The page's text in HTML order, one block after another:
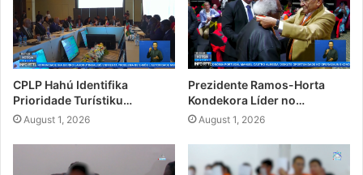
CPLP Hahú Identifika
Prioridade Turístiku…
August 1, 2026
Prezidente Ramos-Horta
Kondekora Líder no…
August 1, 2026